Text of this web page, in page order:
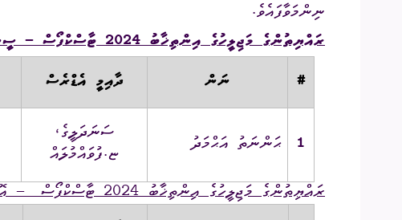
ނިންމަވާފައެވެ.
ރައްޔިތުންގެ މަޖިލީހުގެ އިންތިޚާބު 2024 ޓާސްކްފޯސް – ސީނިއަރ އޮފިސަރ (އެމް.އެސް 1 - ވަގުތީ)
#
ނަން ދާއިމީ އެޑްރެސް
1 ޙަންނަތު އަޙްމަދު
ސަނަދަލީގެ،
ޏ.ފުވައްމުލައް
ރައްޔިތުންގެ މަޖިލީހުގެ އިންތިޚާބު 2024 ޓާސްކްފޯސް – އޮފިސަރ (ޖީ.އެސް 3 - ވަގުތީ)